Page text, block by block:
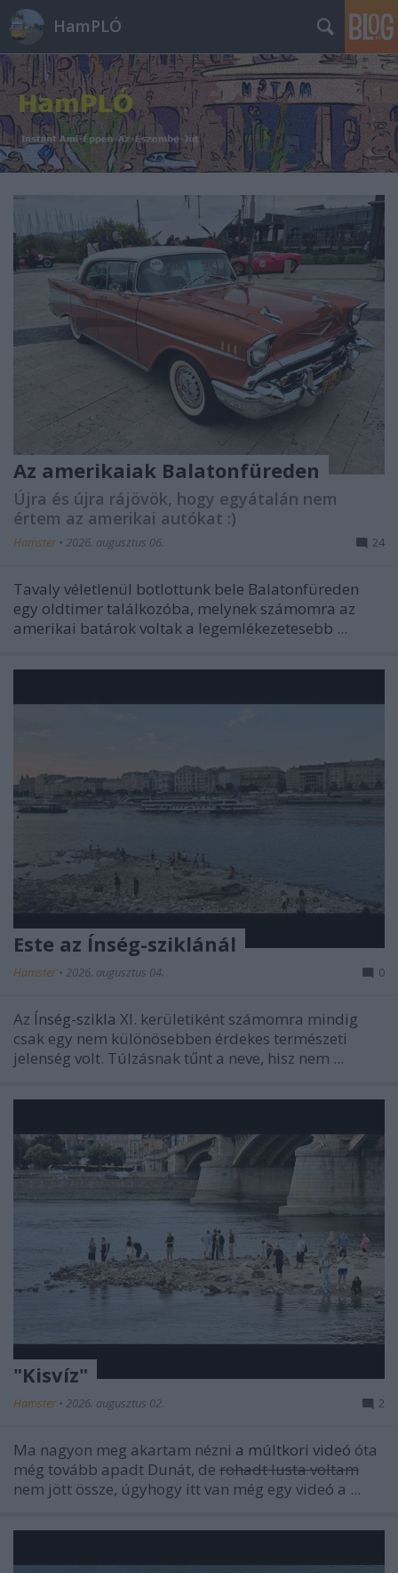
HamPLÓ
Az amerikaiak Balatonfüreden
Újra és újra rájövök, hogy egyátalán nem
értem az amerikai autókat :)
Hamster • 2026. augusztus 06. 24
Tavaly véletlenül botlottunk bele Balatonfüreden
egy oldtimer találkozóba, melynek számomra az
amerikai batárok voltak a legemlékezetesebb ...
Este az Ínség-sziklánál
Hamster • 2026. augusztus 04. 0
Az Ínség-szikla XI. kerületiként számomra mindig
csak egy nem különösebben érdekes természeti
jelenség volt. Túlzásnak tűnt a neve, hisz nem ...
"Kisvíz"
Hamster • 2026. augusztus 02. 2
Ma nagyon meg akartam nézni a múltkori videó óta
még tovább apadt Dunát, de rohadt lusta voltam
nem jött össze, úgyhogy itt van még egy videó a ...